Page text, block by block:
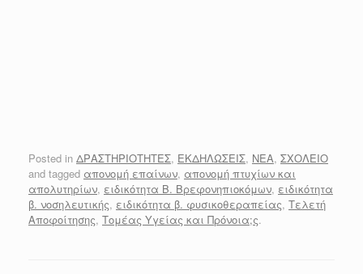
Posted in ΔΡΑΣΤΗΡΙΟΤΗΤΕΣ, ΕΚΔΗΛΩΣΕΙΣ, ΝΕΑ, ΣΧΟΛΕΙΟ
and tagged απονομή επαίνων, απονομή πτυχίων και
απολυτηρίων, ειδικότητα Β. Βρεφονηπιοκόμων, ειδικότητα
β. νοσηλευτικής, ειδικότητα β. φυσικοθεραπείας, Τελετή
Αποφοίτησης, Τομέας Υγείας και Πρόνοια;ς.